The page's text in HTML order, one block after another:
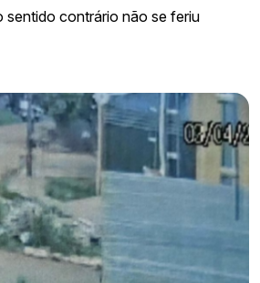
sentido contrário não se feriu